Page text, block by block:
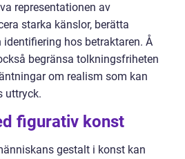
representationen av
starka känslor, berätta
identifiering hos betraktaren. Å
begränsa tolkningsfriheten
om realism som kan
uttryck.
figurativ konst
gestalt i konst kan